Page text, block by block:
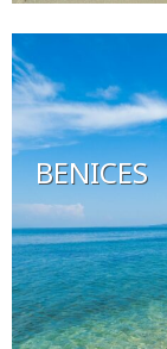
BENICES